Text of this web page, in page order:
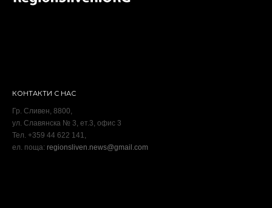
КОНТАКТИ С НАС
Гр. Сливен, 8800,
ул. Славянска № 3, ет.3, офис 3
Тел. +359 44 622 141,
ел. поща: regionsliven.news@gmail.com